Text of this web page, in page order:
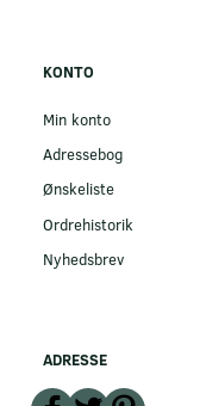
KONTO
Min konto
Adressebog
Ønskeliste
Ordrehistorik
Nyhedsbrev
ADRESSE